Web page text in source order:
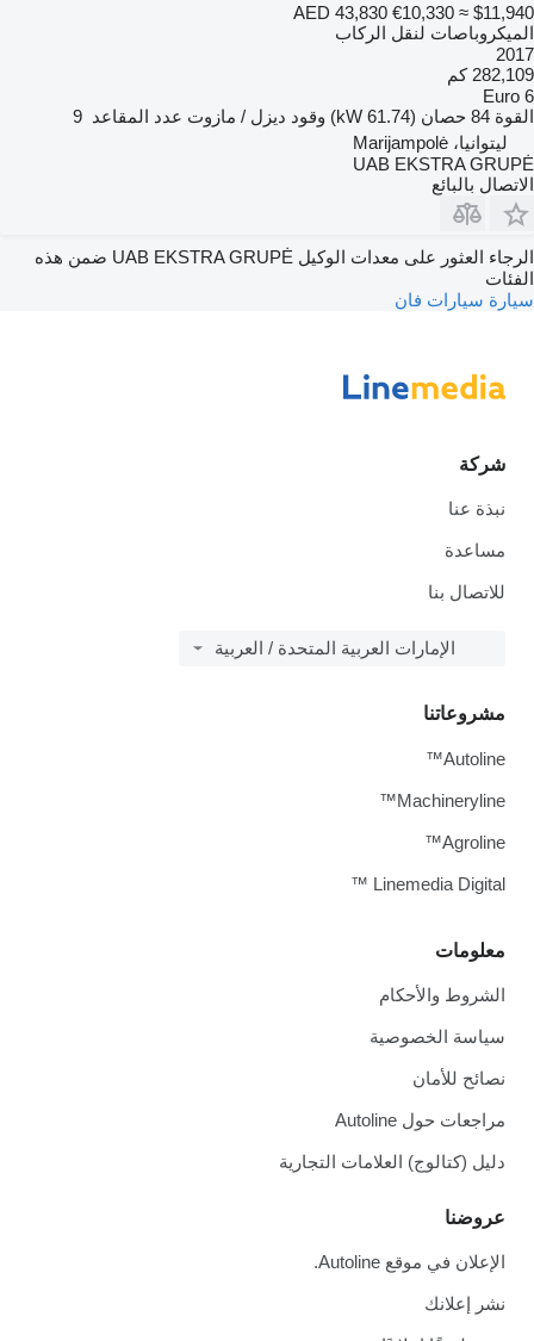
AED 43,830 €10,330 ≈ $11,940
الميكروباصات لنقل الركاب
2017
282,109 كم
Euro 6
القوة 84 حصان (61.74 kW) وقود ديزل / مازوت عدد المقاعد 9
ليتوانيا، Marijampolė
UAB EKSTRA GRUPĖ
الاتصال بالبائع
الرجاء العثور على معدات الوكيل UAB EKSTRA GRUPĖ ضمن هذه
الفئات
سيارة سيارات فان
شركة
نبذة عنا
مساعدة
للاتصال بنا
الإمارات العربية المتحدة / العربية
معلومات
الشروط والأحكام
سياسة الخصوصية
نصائح للأمان
مراجعات حول Autoline
دليل (كتالوج) العلامات التجارية
عروضنا
الإعلان في موقع Autoline.
نشر إعلانك
مشروعاتنا
Autoline™
Machineryline™
Agroline™
Linemedia Digital ™